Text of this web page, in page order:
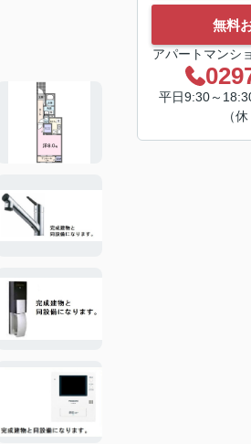
無料
アパートマンシ
平日9:30～
（